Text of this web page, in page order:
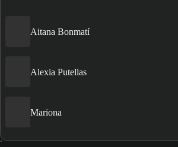
Aitana Bonmatí
Alexia Putellas
Mariona